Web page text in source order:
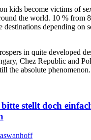
kids become victims of
the world. 10 % from
destinations depending on
in quite developed
Chez Republic and
the absolute phenomenon.
stellt doch